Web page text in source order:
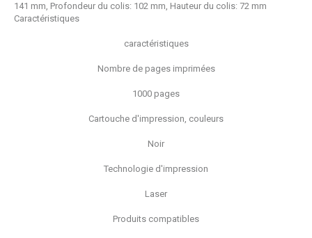
141 mm, Profondeur du colis: 102 mm, Hauteur du colis: 72 mm
Caractéristiques
caractéristiques
Nombre de pages imprimées
1000 pages
Cartouche d'impression, couleurs
Noir
Technologie d'impression
Laser
Produits compatibles